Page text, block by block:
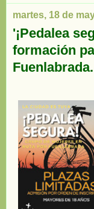
martes, 18 de
'¡Pedalea
formación